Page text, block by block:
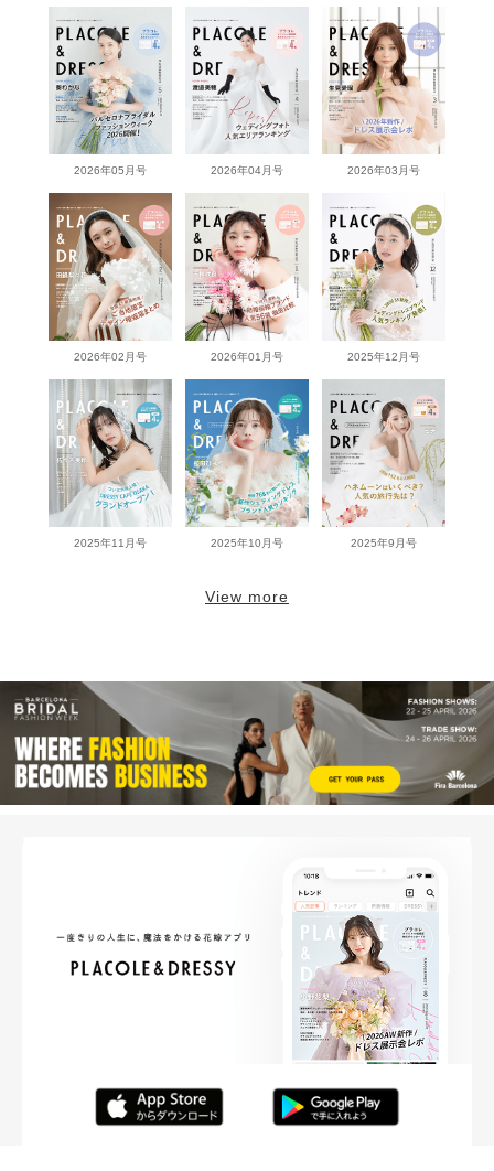
2026年05月号 2026年04月号 2026年03月号
2026年02月号 2026年01月号 2025年12月号
2025年11月号 2025年10月号 2025年9月号
View more